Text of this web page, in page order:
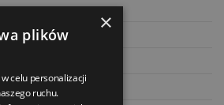
×
plików
celu personalizacji
ruchu.